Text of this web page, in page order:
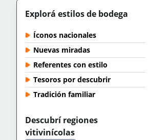
Explorá estilos de bodega
Íconos nacionales
Nuevas miradas
Referentes con estilo
Tesoros por descubrir
Tradición familiar
Descubrí regiones
vitivinícolas